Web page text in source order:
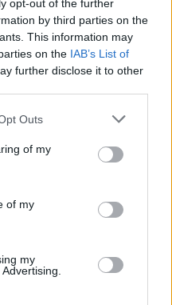
opt-out of the further
by third parties on the
This information may
on the IAB’s List of
further disclose it to other
Outs
of my
of my
my